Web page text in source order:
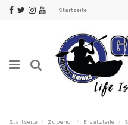
Startseite
Startseite Zubehör Ersatzteile